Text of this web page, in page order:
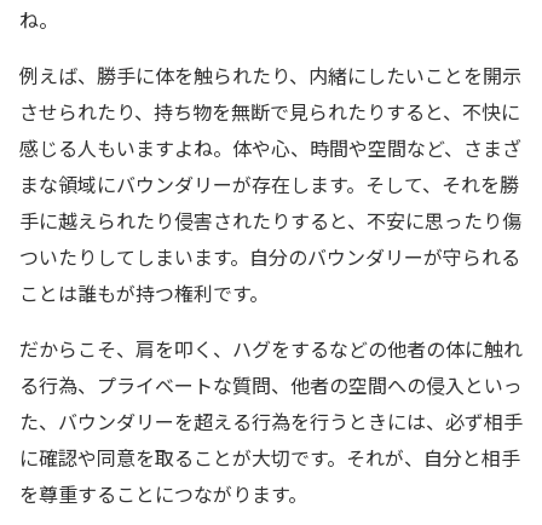
ね。
例えば、勝手に体を触られたり、内緒にしたいことを開示
させられたり、持ち物を無断で見られたりすると、不快に
感じる人もいますよね。体や心、時間や空間など、さまざ
まな領域にバウンダリーが存在します。そして、それを勝
手に越えられたり侵害されたりすると、不安に思ったり傷
ついたりしてしまいます。自分のバウンダリーが守られる
ことは誰もが持つ権利です。
だからこそ、肩を叩く、ハグをするなどの他者の体に触れ
る行為、プライベートな質問、他者の空間への侵入といっ
た、バウンダリーを超える行為を行うときには、必ず相手
に確認や同意を取ることが大切です。それが、自分と相手
を尊重することにつながります。